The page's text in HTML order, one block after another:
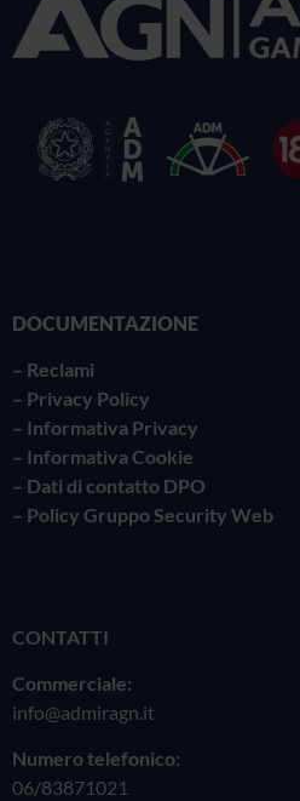
DOCUMENTAZIONE
– Reclami
– Privacy Policy
– Informativa Privacy
– Informativa Cookie
– Dati di contatto DPO
– Policy Gruppo Security Web
CONTATTI
Commerciale:
info@admiragn.it
Numero telefonico:
06/83871021